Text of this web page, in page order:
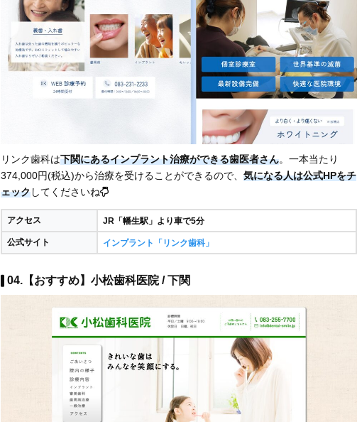
リンク歯科は下関にあるインプラント治療ができる歯医者さん。一本当たり
374,000円(税込)から治療を受けることができるので、 気になる人は公式HPをチ
ェックしてくださいね
アクセス JR「幡生駅」より車で5分
公式サイト インプラント「リンク歯科」
04.【おすすめ】小松歯科医院 / 下関